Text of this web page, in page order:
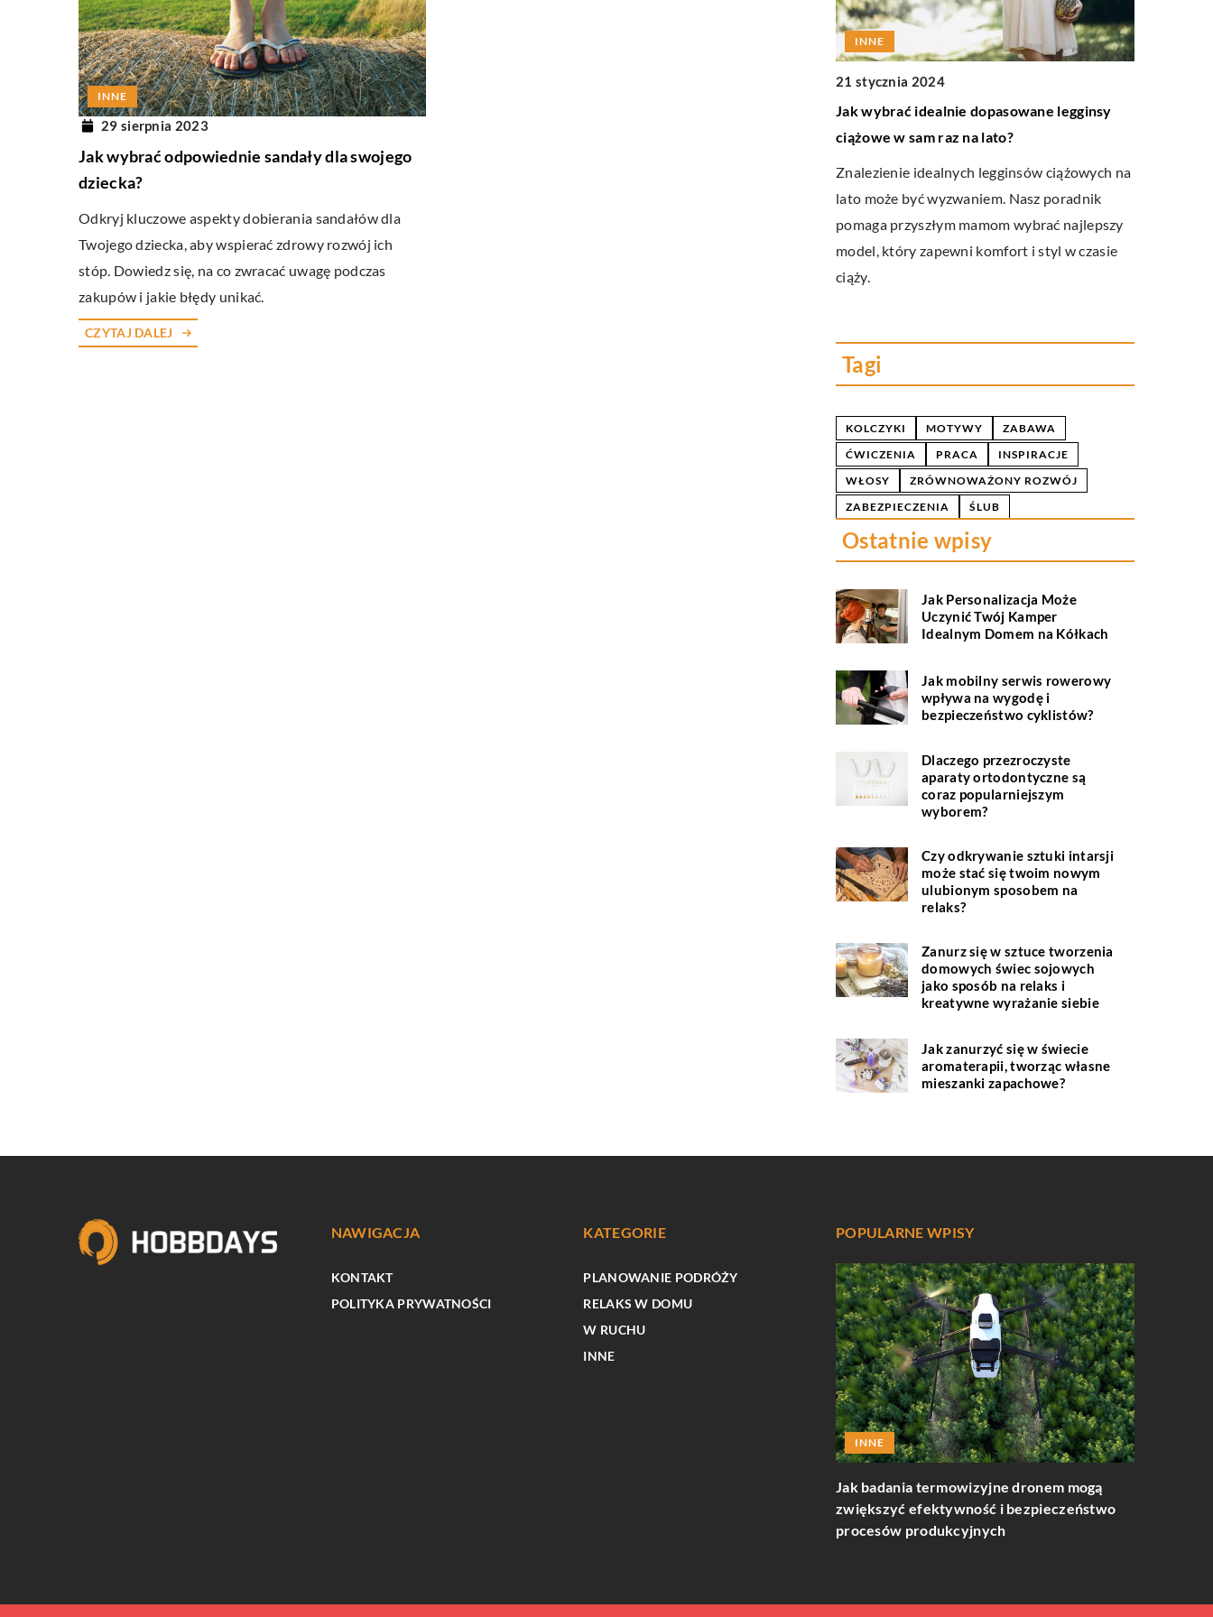
INNE
29 sierpnia 2023
Jak wybrać odpowiednie sandały dla swojego
dziecka?
Odkryj kluczowe aspekty dobierania sandałów dla
Twojego dziecka, aby wspierać zdrowy rozwój ich
stóp. Dowiedz się, na co zwracać uwagę podczas
zakupów i jakie błędy unikać.
CZYTAJ DALEJ
INNE
13 marca 2025
Indywidualne podejście w medycynie
zmieniają nasze doświadczenia z zabiegami
Odkryj, jak indywidualne podejście w
medycynie estetycznej oraz nowoczesne
technologie rewolucjonizują zabiegi skórne,
zapewniając spersonalizowane i efektywne
INNE
21 stycznia 2024
Jak wybrać idealnie dopasowane legginsy
ciążowe w sam raz na lato?
Znalezienie idealnych legginsów ciążowych na
lato może być wyzwaniem. Nasz poradnik
pomaga przyszłym mamom wybrać najlepszy
model, który zapewni komfort i styl w czasie
ciąży.
Tagi
KOLCZYKI MOTYWY
ZABAWA
ĆWICZENIA
PRACA
INSPIRACJE
WŁOSY
ZRÓWNOWAŻONY ROZWÓJ
ZABEZPIECZENIA
ŚLUB
Ostatnie wpisy
Jak Personalizacja Może
Uczynić Twój Kamper
Idealnym Domem na Kółkach
Jak mobilny serwis rowerowy
wpływa na wygodę i
bezpieczeństwo cyklistów?
Dlaczego przezroczyste
aparaty ortodontyczne są
coraz popularniejszym
wyborem?
Czy odkrywanie sztuki intarsji
może stać się twoim nowym
ulubionym sposobem na
relaks?
Zanurz się w sztuce tworzenia
domowych świec sojowych
jako sposób na relaks i
kreatywne wyrażanie siebie
Jak zanurzyć się w świecie
aromaterapii, tworząc własne
mieszanki zapachowe?
NAWIGACJA
KONTAKT
POLITYKA PRYWATNOŚCI
KATEGORIE
PLANOWANIE PODRÓŻY
RELAKS W DOMU
W RUCHU
INNE
POPULARNE WPISY
INNE
Jak badania termowizyjne dronem mogą
zwiększyć efektywność i bezpieczeństwo
procesów produkcyjnych